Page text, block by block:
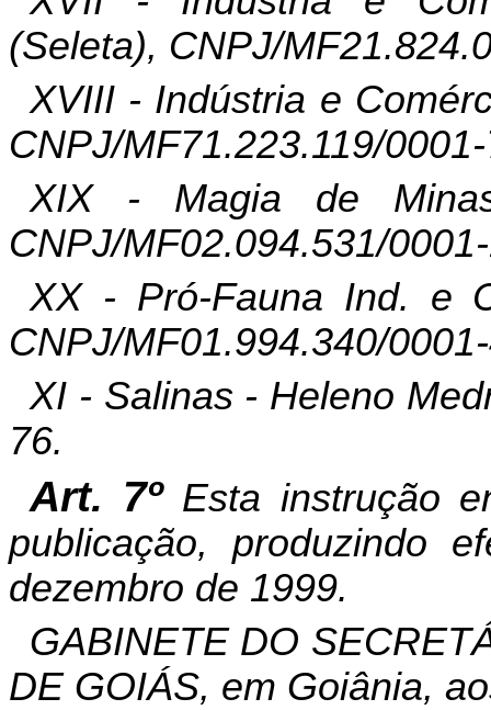
(Seleta), CNPJ/
XVIII - Indústria e
CNPJ/MF71.223.119/
XIX - Magia de
CNPJ/MF02.094.531/
XX - Pró-Fauna Ind. e
CNPJ/MF01.994.340/
XI - Salinas - Heleno
76.
Art. 7º Esta instrução
publicação, produzindo
dezembro de 1999.
GABINETE DO
DE GOIÁS, em Goiânia,